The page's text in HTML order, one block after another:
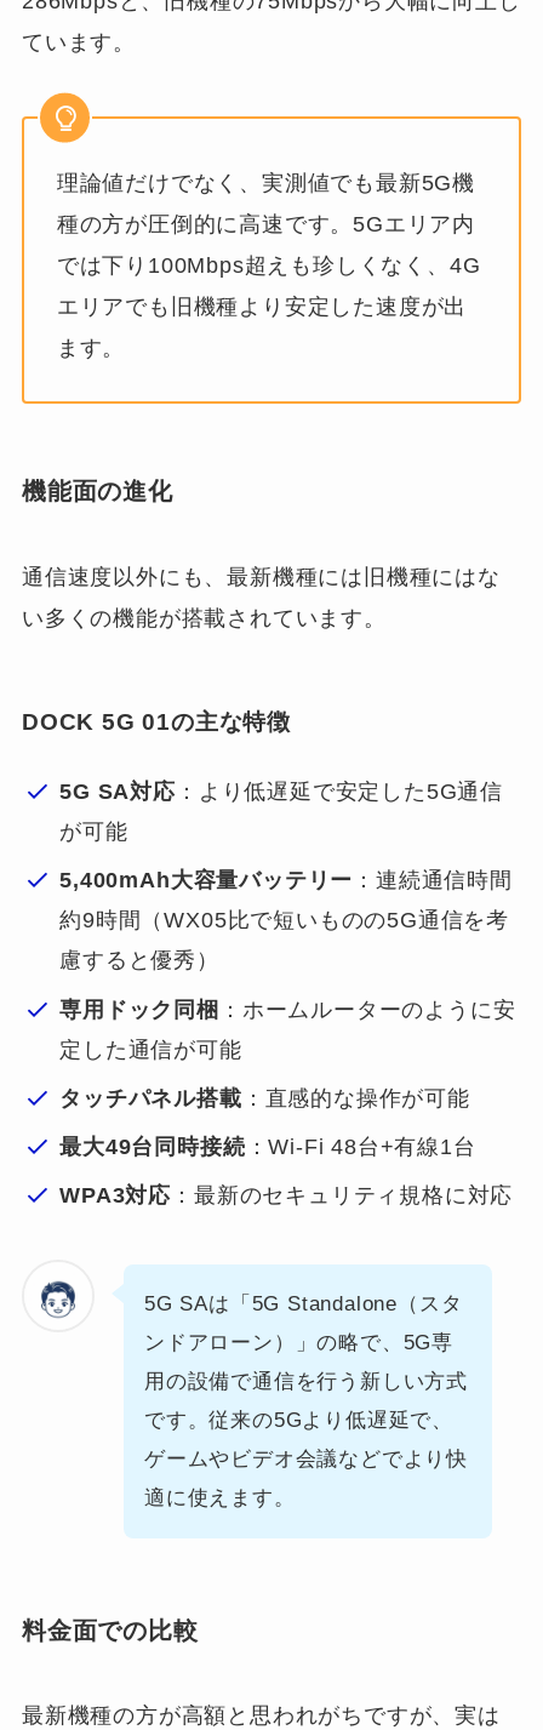
ています。
理論値だけでなく、実測値でも最新5G機
種の方が圧倒的に高速です。5Gエリア内
では下り100Mbps超えも珍しくなく、4G
エリアでも旧機種より安定した速度が出
ます。
機能面の進化
通信速度以外にも、最新機種には旧機種にはな
い多くの機能が搭載されています。
DOCK 5G 01の主な特徴
5G SA対応：より低遅延で安定した5G通信
が可能
5,400mAh大容量バッテリー ：連続通信時間
約9時間（WX05比で短いものの5G通信を考
慮すると優秀）
専用ドック同梱 ：ホームルーターのように安
定した通信が可能
タッチパネル搭載 ：直感的な操作が可能
最大49台同時接続 ：Wi-Fi 48台+有線1台
WPA3対応 ：最新のセキュリティ規格に対応
5G SAは「5G Standalone（スタ
ンドアローン）」の略で、5G専
用の設備で通信を行う新しい方式
です。従来の5Gより低遅延で、
ゲームやビデオ会議などでより快
適に使えます。
料金面での比較
最新機種の方が高額と思われがちですが、実は